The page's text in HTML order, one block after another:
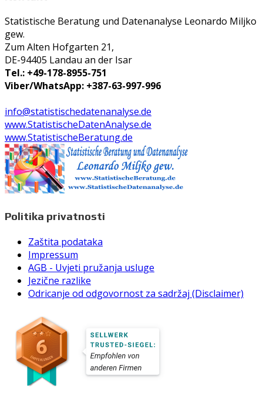
Statistische Beratung und Datenanalyse Leonardo Miljko
gew.
Zum Alten Hofgarten 21,
DE-94405 Landau an der Isar
Tel.: +49-178-8955-751
Viber/WhatsApp: +387-63-997-996
info@statistischedatenanalyse.de
www.StatistischeDatenAnalyse.de
www.StatistischeBeratung.de
Politika privatnosti
Zaštita podataka
Impressum
AGB - Uvjeti pružanja usluge
Jezične razlike
Odricanje od odgovornost za sadržaj (Disclaimer)